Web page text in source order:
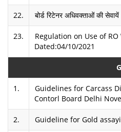
22. बोर्ड रिटेनर अधिवक्ताओं की सेवायें
23.
Regulation on Use of
Dated:04/10/2021
1.
Guidelines for Carcass
Contorl Board Delhi
2. Guideline for Gold